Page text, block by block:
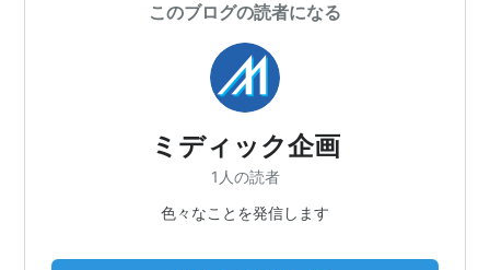
このブログの読者になる
ミディック企画
1人の読者
色々なことを発信します